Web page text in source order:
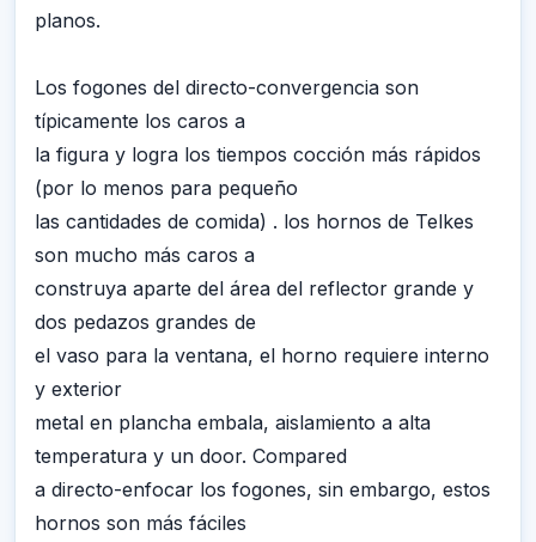
planos.
Los fogones del directo-convergencia son
típicamente los caros a
la figura y logra los tiempos cocción más rápidos
(por lo menos para pequeño
las cantidades de comida) . los hornos de Telkes
son mucho más caros a
construya aparte del área del reflector grande y
dos pedazos grandes de
el vaso para la ventana, el horno requiere interno
y exterior
metal en plancha embala, aislamiento a alta
temperatura y un door. Compared
a directo-enfocar los fogones, sin embargo, estos
hornos son más fáciles